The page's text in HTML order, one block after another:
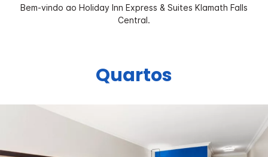
Bem-vindo ao Holiday Inn Express & Suites Klamath Falls
Central.
Quartos